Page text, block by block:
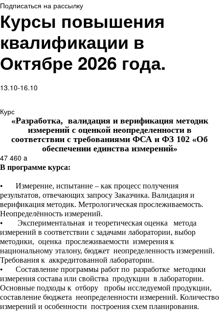
Подписаться на рассылку
Курсы повышения
квалификации в
Октябре 2026 года.
13.10-16.10
Курс
«Разработка, валидация и верификация методик
измерений с оценкой неопределенности в
соответствии с требованиями ФСА и ФЗ 102 «Об
обеспечении единства измерений»
47 460 a
В программе курса:
•
Измерение, испытание – как процесс получения
результатов, отвечающих запросу Заказчика. Валидация и
верификация методик. Метрологическая прослеживаемость.
Неопределённость измерений.
•
Экспериментальная и теоретическая оценка метода
измерений в соответствии с задачами лаборатории, выбор
методики, оценка прослеживаемости измерения к
национальному эталону, бюджет неопределенность измерений.
Требования к аккредитованной лаборатории.
•
Составление программы работ по разработке методики
измерения состава или свойства продукции в лаборатории.
Основные подходы к отбору пробы исследуемой продукции,
составление бюджета неопределенности измерений. Количество
измерений и особенности построения схем планирования.